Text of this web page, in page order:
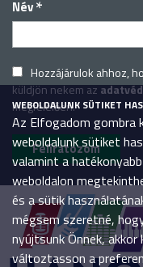
Név*
Hozzájárulok ahhoz,
küldjön nekem az
megfelelően.
WEBOLDALUNK SÜTIKET
Az Elfogadom gombra
weboldalunk sütiket
valamint a
weboldalon
és a sütik
mégsem szeretné,
nyújtsunk Önnek,
változtasson a